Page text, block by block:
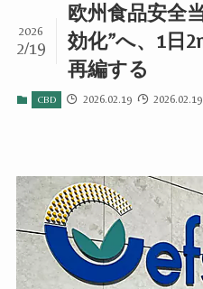
欧州食品安全
効化”へ、1日
再編する
2026
2/19
CBD 2026.02.19 2026.02.19